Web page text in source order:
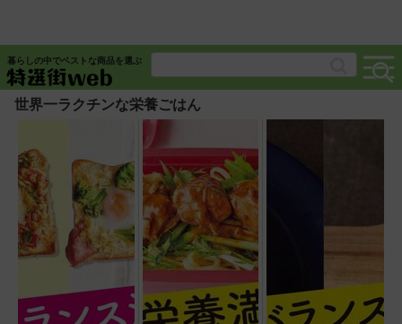
暮らしの中でベストな商品を選ぶ
世界一ラクチンな栄養ごはん